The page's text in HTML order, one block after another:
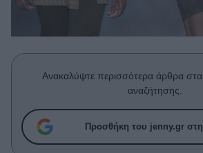
Celebrities
Συνεντεύξεις
True Stories
Ask the Guru
Success Stories
Ανακαλύψτε περισσότερα άρθρα
αναζήτησης.
Προσθήκη του jenny.gr